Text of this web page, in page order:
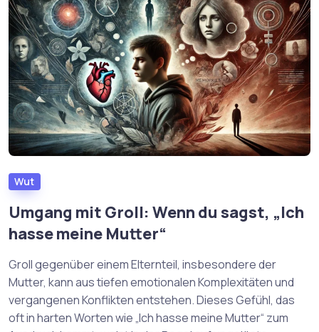
Wut
Umgang mit Groll: Wenn du sagst, „Ich
hasse meine Mutter“
Groll gegenüber einem Elternteil, insbesondere der
Mutter, kann aus tiefen emotionalen Komplexitäten und
vergangenen Konflikten entstehen. Dieses Gefühl, das
oft in harten Worten wie „Ich hasse meine Mutter“ zum